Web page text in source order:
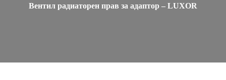
Вентил радиаторен прав за адаптор – LUXOR